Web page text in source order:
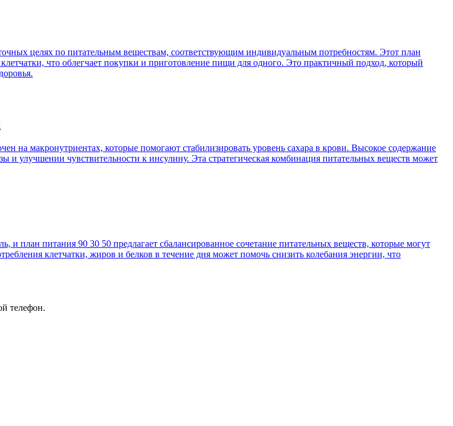
целях по питательным веществам, соответствующим индивидуальным потребностям. Этот план
что облегчает покупки и приготовление пищи для одного. Это практичный подход, который
на макронутриентах, которые помогают стабилизировать уровень сахара в крови. Высокое содержание
и улучшении чувствительности к инсулину. Эта стратегическая комбинация питательных веществ может
план питания 90 30 50 предлагает сбалансированное сочетание питательных веществ, которые могут
клетчатки, жиров и белков в течение дня может помочь снизить колебания энергии, что
телефон.